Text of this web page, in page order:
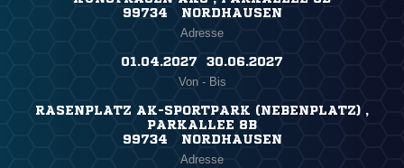
99734 NORDHAUSEN
Adresse
01.04.2027 ​ 30.06.2027
Von - Bis
RASENPLATZ AK-SPORTPARK (NEBENPLATZ) ,
PARKALLEE 8B
99734 NORDHAUSEN
Adresse